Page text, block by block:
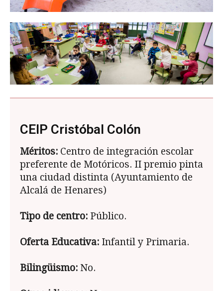
CEIP Cristóbal Colón
Méritos: Centro de integración escolar
preferente de Motóricos. II premio pinta
una ciudad distinta (Ayuntamiento de
Alcalá de Henares)
Tipo de centro: Público.
Oferta Educativa: Infantil y Primaria.
Bilingüismo: No.